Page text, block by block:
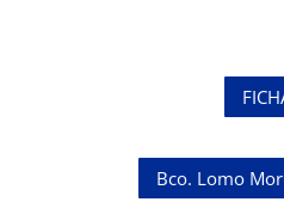
Bco. Lomo